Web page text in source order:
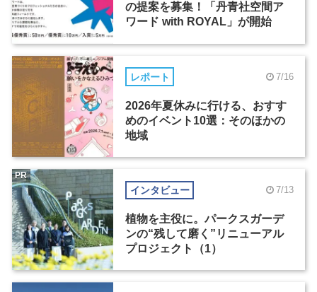
の提案を募集！「丹青社空間ア
ワード with ROYAL」が開始
レポート 7/16
2026年夏休みに行ける、おすす
めのイベント10選：そのほかの
地域
インタビュー 7/13
植物を主役に。パークスガーデ
ンの“残して磨く”リニューアル
プロジェクト（1）
PR